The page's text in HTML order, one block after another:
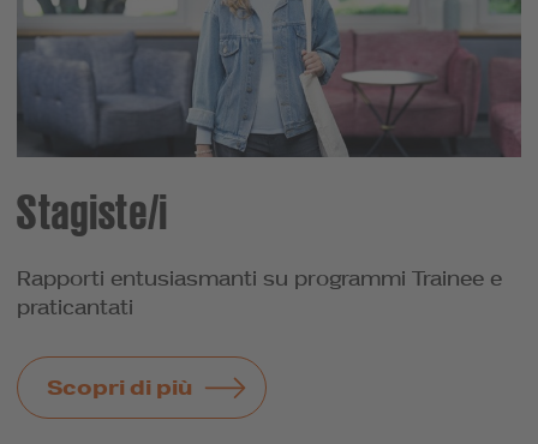
Stagiste/i
Rapporti entusiasmanti su programmi Trainee e
praticantati
Scopri di più